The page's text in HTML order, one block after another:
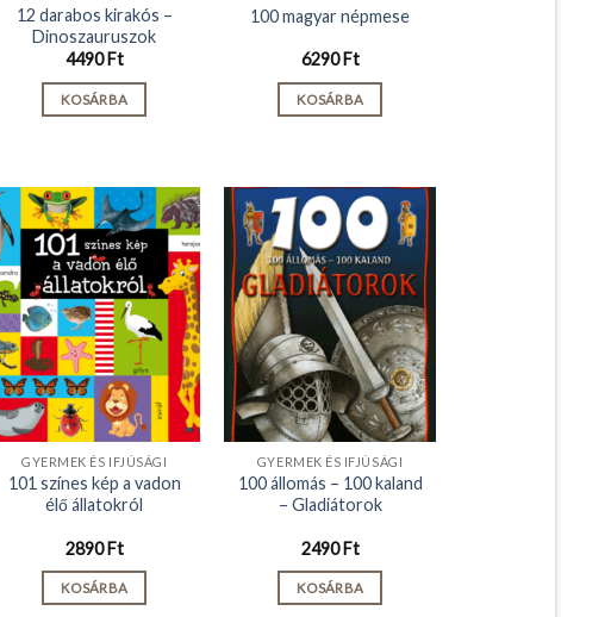
12 darabos kirakós –
Dinoszauruszok
4490Ft
KOSÁRBA
100 magyar népmese
6290Ft
KOSÁRBA
GYERMEK ÉS IFJÚSÁGI
101 színes kép a vadon
élő állatokról
2890Ft
KOSÁRBA
GYERMEK ÉS IFJÚSÁGI
100 állomás – 100 kaland
– Gladiátorok
2490Ft
KOSÁRBA